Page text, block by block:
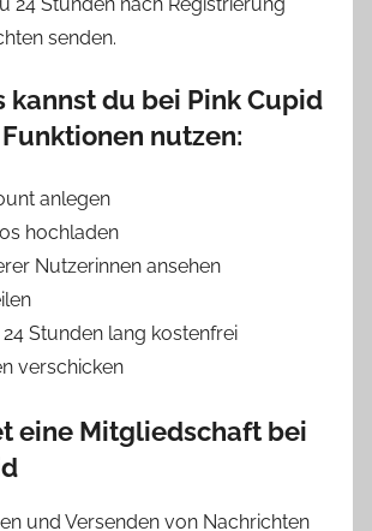
24 Stunden nach Registrierung
senden.
kannst du bei Pink Cupid
nutzen:
anlegen
hochladen
Nutzerinnen ansehen
24 Stunden lang kostenfrei
verschicken
eine Mitgliedschaft bei
und Versenden von Nachrichten